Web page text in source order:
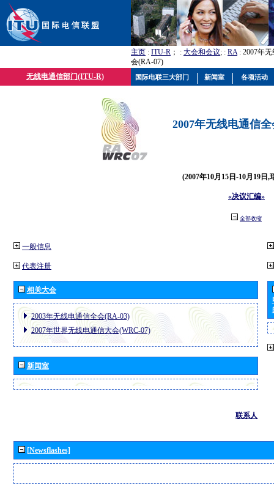
主页 : ITU-R ； : 大会和会议; : RA: 2007年
会(RA-07)
无线电通信部门(ITU-R)
2007年无线电通信
(2007年10月15日-10月19日,
«决议汇编»
全部收缩
一般信息
代表注册
相关大会
2003年无线电通信全会(RA-03)
2007年世界无线电通信大会(WRC-07)
新闻室
联系人
[Newsflashes]
国际电联三大部门 新闻室 各项活动